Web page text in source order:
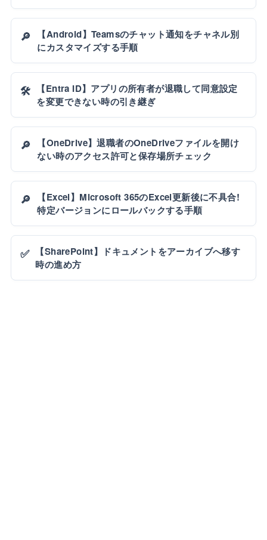
🔎
【Android】Teamsのチャット通知をチャネル別
にカスタマイズする手順
🛠️
【Entra ID】アプリの所有者が退職して同意設定
を変更できない時の引き継ぎ
🔎
【OneDrive】退職者のOneDriveファイルを開け
ない時のアクセス許可と保存場所チェック
🔎
【Excel】Microsoft 365のExcel更新後に不具合!
特定バージョンにロールバックする手順
✅
【SharePoint】ドキュメントをアーカイブへ移す
時の進め方